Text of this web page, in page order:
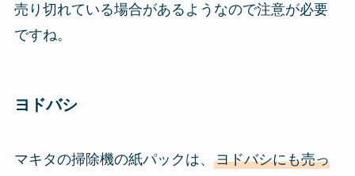
売り切れている場合があるようなので注意が必要
ですね。
ヨドバシ
マキタの掃除機の紙パックは、 ヨドバシにも売っ